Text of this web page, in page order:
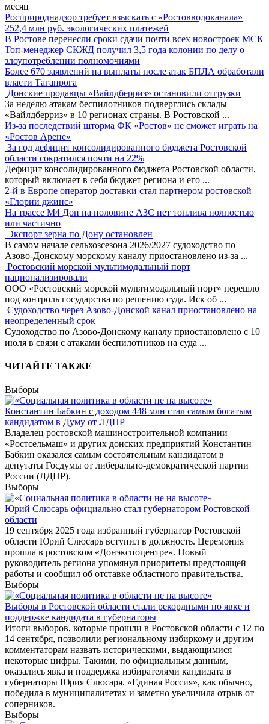
месяц
Росприроднадзор требует взыскать с «Ростовводоканала»
252,4 млн руб. экологических платежей
В Ростове перенесли сроки сдачи почти всех новостроек МСК
Топ-менеджер СКЖД получил 3,5 года колонии по делу о
злоупотреблении полномочиями
Более 670 заявлений на выплаты после атак БПЛА обработали
власти Таганрога
Донские продавцы «Вайлдберриз» остановили отгрузки
За неделю атакам беспилотников подверглись склады
«Вайлдберриз» в 10 регионах страны. В Ростовской ...
Из-за последствий шторма ФК «Ростов» не сможет играть на
«Ростов Арене»
За год дефицит консолидированного бюджета Ростовской
области сократился почти на 22%
Дефицит консолидированного бюджета Ростовской области,
который включает в себя бюджет региона и его ...
2-й в Европе оператор доставки стал партнером ростовской
«Глории джинс»
На трассе М4 Дон на половине АЗС нет топлива полностью
или частично
Экспорт зерна по Дону остановлен
В самом начале сельхозсезона 2026/2027 судоходство по
Азово-Донскому морскому каналу приостановлено из-за ...
Ростовский морской мультимодальный порт
национализировали
ООО «Ростовский морской мультимодальный порт» перешло
под контроль государства по решению суда. Иск об ...
Судоходство через Азово-Донской канал приостановлено на
неопределенный срок
Судоходство по Азово-Донскому каналу приостановлено с 10
июля в связи с атаками беспилотников на суда ...
ЧИТАЙТЕ ТАКЖЕ
Выборы
Константин Бабкин с доходом 448 млн стал самым богатым
кандидатом в Думу от ЛДПР
Владелец ростовской машиностроительной компании
«Ростсельмаш» и других донских предприятий Константин
Бабкин оказался самым состоятельным кандидатом в
депутаты Госдумы от либерально-демократической партии
России (ЛДПР).
Выборы
Юрий Слюсарь официально стал губернатором Ростовской
области
19 сентября 2025 года избранный губернатор Ростовской
области Юрий Слюсарь вступил в должность. Церемония
прошла в ростовском «Донэкспоцентре». Новый
руководитель региона упомянул приоритеты предстоящей
работы и сообщил об отставке областного правительства.
Выборы
Выборы в Ростовской области стали рекордными по явке и
поддержке кандидата в губернаторы
Итоги выборов, которые прошли в Ростовской области с 12 по
14 сентября, позволили региональному избиркому и другим
комментаторам назвать историческими, выдающимися
некоторые цифры. Такими, по официальным данным,
оказались явка и поддержка избирателями кандидата в
губернаторы Юрия Слюсаря. «Единая Россия», как обычно,
победила в муниципалитетах и заметно увеличила отрыв от
соперников.
Выборы